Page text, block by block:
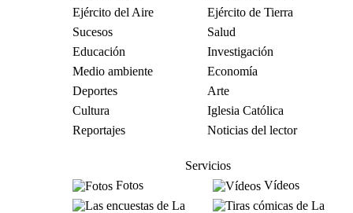
Ejército del Aire
Ejército de Tierra
Sucesos
Salud
Educación
Investigación
Medio ambiente
Economía
Deportes
Arte
Cultura
Iglesia Católica
Reportajes
Noticias del lector
Servicios
Fotos
Vídeos